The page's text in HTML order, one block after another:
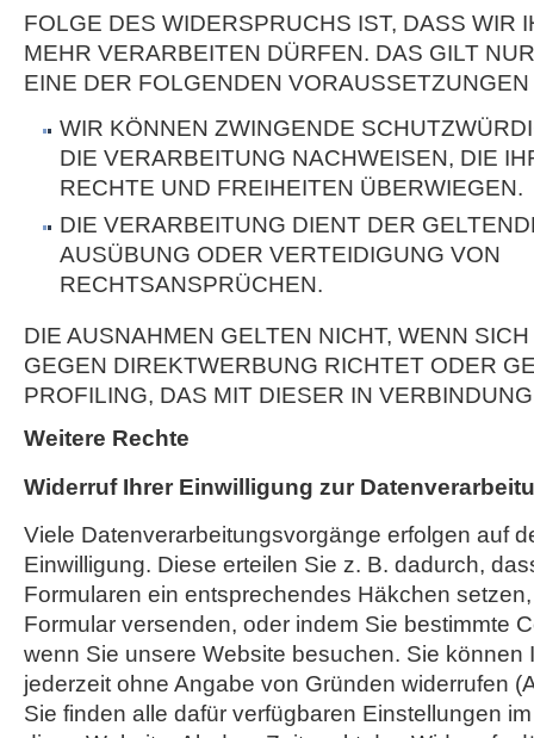
FOLGE DES WIDERSPRUCHS IST, DASS WIR
MEHR VERARBEITEN DÜRFEN. DAS GILT
EINE DER FOLGENDEN VORAUSSETZUNGEN
WIR KÖNNEN ZWINGENDE
DIE VERARBEITUNG NACHWEISEN, DIE
RECHTE UND FREIHEITEN ÜBERWIEGEN.
DIE VERARBEITUNG DIENT DER
AUSÜBUNG ODER VERTEIDIGUNG VON
RECHTSANSPRÜCHEN.
DIE AUSNAHMEN GELTEN NICHT, WENN
GEGEN DIREKTWERBUNG RICHTET ODER
PROFILING, DAS MIT DIESER IN
Weitere Rechte
Widerruf Ihrer Einwilligung zur
Viele Datenverarbeitungsvorgänge erfolgen auf
Einwilligung. Diese erteilen Sie z. B. dadurch,
Formularen ein entsprechendes Häkchen
Formular versenden, oder indem Sie bestimmte
wenn Sie unsere Website besuchen. Sie können
jederzeit ohne Angabe von Gründen widerrufen
Sie finden alle dafür verfügbaren Einstellungen